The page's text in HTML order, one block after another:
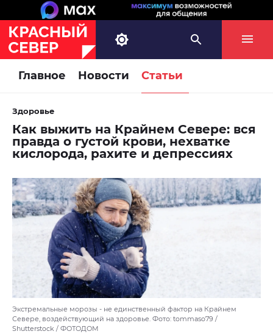
Главное Новости Статьи
Здоровье
Как выжить на Крайнем Севере: вся
правда о густой крови, нехватке
кислорода, рахите и депрессиях
Экстремальные морозы - не единственный фактор на Крайнем
Севере, воздействующий на здоровье. Фото: tommaso79 /
Shutterstock / ФОТОДОМ